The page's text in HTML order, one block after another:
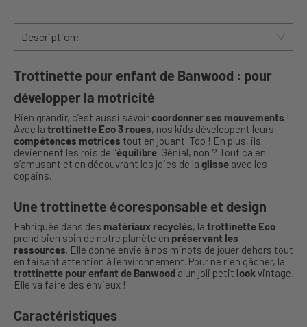
Description:
Trottinette pour enfant de Banwood : pour
développer la motricité
Bien grandir, c’est aussi savoircoordonner ses mouvements !
Avec la trottinette Eco 3 roues, nos kids développent leurs
compétences motrices tout en jouant. Top ! En plus, ils
deviennent les rois de l’équilibre. Génial, non ? Tout ça en
s’amusant et en découvrant les joies de la glisse avec les
copains.
Une trottinette écoresponsable et design
Fabriquée dans des matériaux recyclés, la trottinette Eco
prend bien soin de notre planète en préservant les
ressources. Elle donne envie à nos minots de jouer dehors tout
en faisant attention à l’environnement. Pour ne rien gâcher, la
trottinette pour enfant de Banwood a un joli petit look vintage.
Elle va faire des envieux !
Caractéristiques